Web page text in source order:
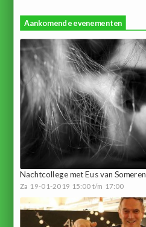
Aankomende evenementen
Nachtcollege met Eus van Someren
Za 19-01-2019 15:00 t/m 17:00